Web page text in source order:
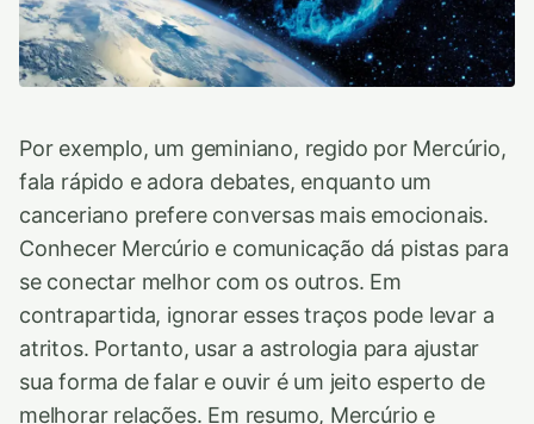
Por exemplo, um geminiano, regido por Mercúrio,
fala rápido e adora debates, enquanto um
canceriano prefere conversas mais emocionais.
Conhecer Mercúrio e comunicação dá pistas para
se conectar melhor com os outros. Em
contrapartida, ignorar esses traços pode levar a
atritos. Portanto, usar a astrologia para ajustar
sua forma de falar e ouvir é um jeito esperto de
melhorar relações. Em resumo, Mercúrio e